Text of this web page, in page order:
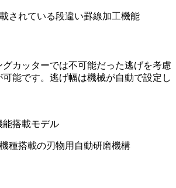
カッターでは不可能だった逃げを考慮
能です。逃げ幅は機械が自動で設定し